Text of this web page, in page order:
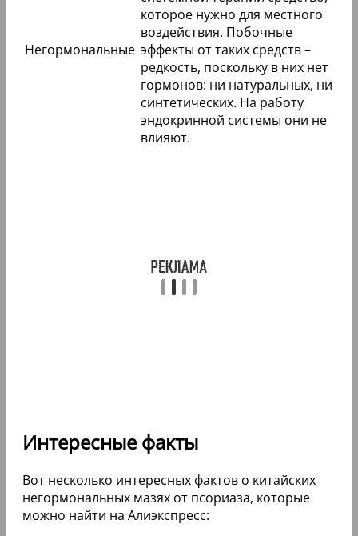
Негормональные
которое нужно для местного
воздействия. Побочные
эффекты от таких средств –
редкость, поскольку в них нет
гормонов: ни натуральных, ни
синтетических. На работу
эндокринной системы они не
влияют.
Интересные факты
Вот несколько интересных фактов о китайских
негормональных мазях от псориаза, которые
можно найти на Алиэкспресс: